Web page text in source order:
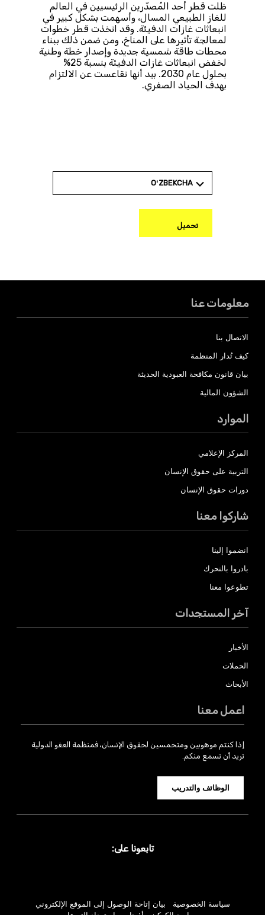
ظلت قطر أحد المُصدّرين الرئيسيين في العالم
للغاز الطبيعي المسال، وأسهمت بشكل كبير في
انبعاثات غازات الدفيئة. وقد اتخذت قطر خطوات
لمعالجة تأثيرها على المناخ، ومن ضمن ذلك ببناء
محطات طاقة شمسية جديدة وإصدار خطة وطنية
لخفض انبعاثات غازات الدفيئة بنسبة 25%
بحلول عام 2030. بيد أنها تقاعست عن الالتزام
بهدف الحياد الصفري.
OʻZBEKCHA
تحميل
معلومات عنا
الاتصال بنا
كيف تُدار المنظمة
بيان قانون مكافحة العبودية الحديثة
الشؤون المالية
الموارد
المركز الإعلامي
التربية على حقوق الإنسان
دورات حقوق الإنسان
شاركوا معنا
انضموا إلينا
بادروا بالتحرك
تطوعوا معنا
آخر المستجدات
الأخبار
الحملات
الأبحاث
اعمل معنا
إذا كنتم موهوبين ومتحمسين لحقوق الإنسان، فمنظمة العفو الدولية
تريد أن تسمع منكم.
الوظائف والتدريب
سياسة الخصوصية
بيان إتاحة الوصول إلى الموقع الإلكتروني
تابعونا على: